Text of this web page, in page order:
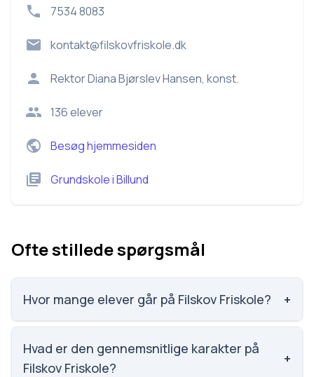
7534 8083
kontakt@filskovfriskole.dk
RektorDiana Bjørslev Hansen, konst.
136elever
Besøg hjemmesiden
GrundskoleiBillund
Ofte stillede spørgsmål
Hvor mange elever går på Filskov Friskole? +
Filskov Friskole har 136 elever, hvilket gør den til
nummer 1542 ud af 3143 skoler.
Hvad er den gennemsnitlige karakter på
Filskov Friskole?
+